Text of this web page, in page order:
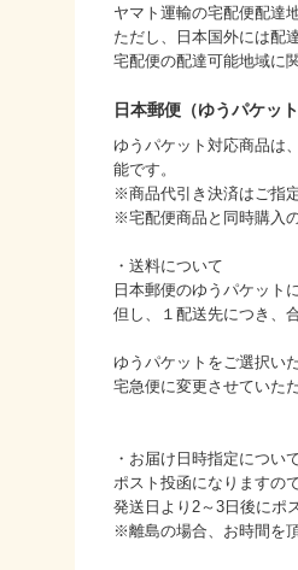
ヤマト運輸の宅配便配達
ただし、日本国外には配
宅配便の配達可能地域に
日本郵便（ゆうパケット
ゆうパケット対応商品は
能です。
※商品代引き決済はご指定
※宅配便商品と同時購入
・送料について
日本郵便のゆうパケット
但し、１配送先につき、
ゆうパケットをご選択い
宅急便に変更させていた
・お届け日時指定につい
ポスト投函になりますの
発送日より2～3日後にポ
※離島の場合、お時間を